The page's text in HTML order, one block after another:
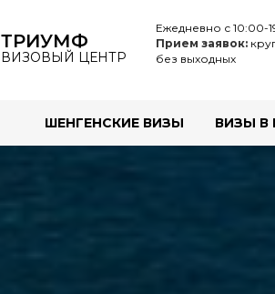
Ежедневно с 10:00-
Прием заявок:
без выходных
ТРИУМФ
ВИЗОВЫЙ ЦЕНТР
ШЕНГЕНСКИЕ ВИЗЫ ВИЗЫ В